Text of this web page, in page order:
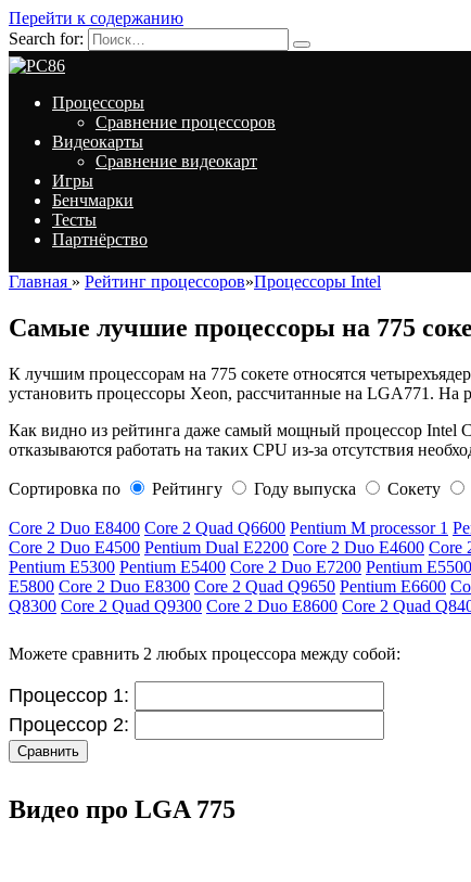
Перейти к содержанию
Search for:
Процессоры
Сравнение процессоров
Видеокарты
Сравнение видеокарт
Игры
Бенчмарки
Тесты
Партнёрство
Главная » Рейтинг процессоров»Процессоры Intel
Самые лучшие процессоры на 775
К лучшим процессорам на 775 сокете относятся
установить процессоры Xeon, рассчитанные на LGA771.
Как видно из рейтинга даже самый мощный процессор Intel
отказываются работать на таких CPU из-за отсутствия
Сортировка по Рейтингу Году выпуска Сокету
Core 2 Duo E8400 Core 2 Quad Q6600 Pentium M processor 1
Core 2 Duo E4500 Pentium Dual E2200 Core 2 Duo E4600 Core
Pentium E5300 Pentium E5400 Core 2 Duo E7200 Pentium E5500
E5800 Core 2 Duo E8300 Core 2 Quad Q9650 Pentium E6600
Q8300 Core 2 Quad Q9300 Core 2 Duo E8600 Core 2 Quad
Можете сравнить 2 любых процессора между собой:
Процессор 1:
Процессор 2:
Сравнить
Видео про LGA 775